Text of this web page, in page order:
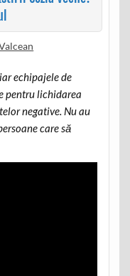
echipajele de
pentru lichidarea
negative. Nu au
care să